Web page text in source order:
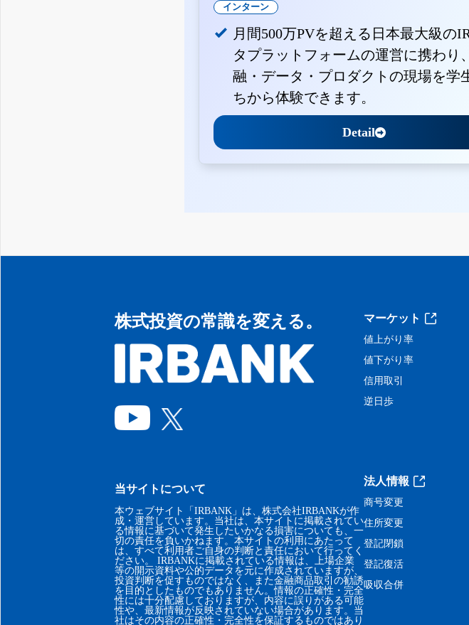
インターン
月間500万PVを超える日本最大級の
タプラットフォームの運営に携わり
融・データ・プロダクトの現場を学
ちから体験できます。
Detail
株式投資の常識を変える。
当サイトについて
本ウェブサイト「IRBANK」は、株式会社IRBANKが作
成・運営しています。当社は、本サイトに掲載されてい
る情報に基づいて発生したいかなる損害についても、一
切の責任を負いかねます。本サイトの利用にあたって
は、すべて利用者ご自身の判断と責任において行ってく
ださい。 IRBANKに掲載されている情報は、上場企業
等の開示資料や公的データを元に作成されていますが、
投資判断を促すものではなく、また金融商品取引の勧誘
を目的としたものでもありません。情報の正確性・完全
性には十分配慮しておりますが、内容に誤りがある可能
性や、最新情報が反映されていない場合があります。当
社はその内容の正確性・完全性を保証するものではあり
マーケット
値上がり率
値下がり率
信用取引
逆日歩
法人情報
商号変更
住所変更
登記閉鎖
登記復活
吸収合併